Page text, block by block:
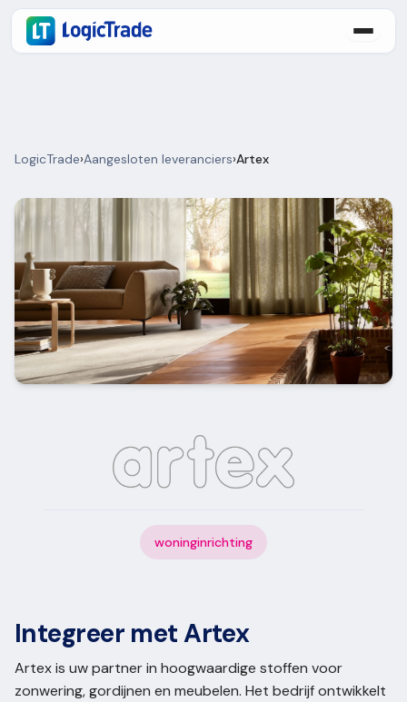
LogicTrade›Aangesloten leveranciers›Artex
woninginrichting
Integreer met Artex
Artex is uw partner in hoogwaardige stoffen voor
zonwering, gordijnen en meubelen. Het bedrijf ontwikkelt